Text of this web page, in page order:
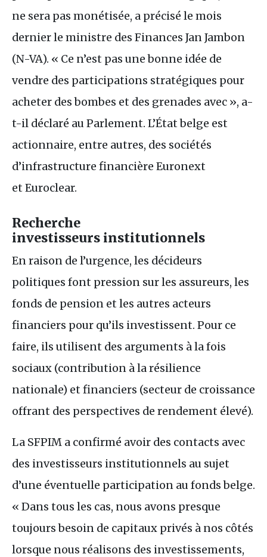
ne sera pas monétisée, a précisé le mois
dernier le ministre des Finances Jan Jambon
(N-VA). « Ce n’est pas une bonne idée de
vendre des participations stratégiques pour
acheter des bombes et des grenades avec », a-
t-il déclaré au Parlement. L’État belge est
actionnaire, entre autres, des sociétés
d’infrastructure financière Euronext
et Euroclear.
Recherche
investisseurs institutionnels
En raison de l’urgence, les décideurs
politiques font pression sur les assureurs, les
fonds de pension et les autres acteurs
financiers pour qu’ils investissent. Pour ce
faire, ils utilisent des arguments à la fois
sociaux (contribution à la résilience
nationale) et financiers (secteur de croissance
offrant des perspectives de rendement élevé).
La SFPIM a confirmé avoir des contacts avec
des investisseurs institutionnels au sujet
d’une éventuelle participation au fonds belge.
« Dans tous les cas, nous avons presque
toujours besoin de capitaux privés à nos côtés
lorsque nous réalisons des investissements,